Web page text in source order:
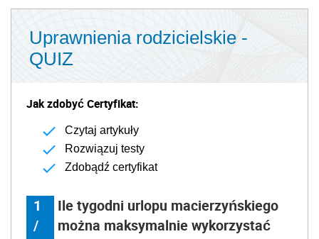
Uprawnienia rodzicielskie -
QUIZ
Jak zdobyć Certyfikat:
Czytaj artykuły
Rozwiązuj testy
Zdobądź certyfikat
1
/
Ile tygodni urlopu macierzyńskiego
można maksymalnie wykorzystać